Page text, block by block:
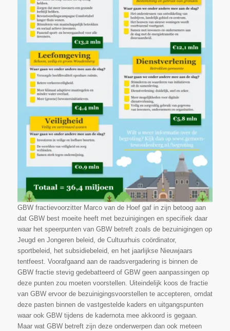
GBW fractievoorzitter Marco van de Hoef gaf in zijn betoog aan
dat GBW best moeite heeft met bezuinigingen en specifiek daar
waar het speerpunten van GBW betreft zoals de bezuinigingen op
Jeugd en Jongeren beleid, de Cultuurhuis coördinator,
sportbeleid, het subsidiebeleid, en het jaarlijkse Nieuwjaars
tentfeest. Voorafgaand aan de raadsvergadering is binnen de
GBW fractie stevig gedebatteerd of GBW geen aanpassingen op
deze punten zou moeten voorstellen. Uiteindelijk koos de fractie
van GBW ervoor de bezuinigingsvoorstellen te accepteren, omdat
deze pasten binnen de vastgestelde kaders en uitgangspunten
waar ook GBW tijdens de kadernota mee akkoord is gegaan.
Maar wat GBW betreft zijn deze onderwerpen dan ook meteen